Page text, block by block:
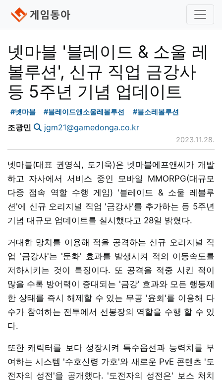
넷마블 '블레이드 & 소울 레
볼루션', 신규 직업 금강사
등 5주년 기념 업데이트
#넷마블 #블레이드앤소울레볼루션 #블소레볼루션
조광민 jgm21@gamedonga.co.kr
2023.11.28.
넷마블(대표 권영식, 도기욱)은 넷마블에프앤씨가 개발
하고 자사에서 서비스 중인 모바일 MMORPG(대규모
다중 접속 역할 수행 게임) '블레이드 & 소울 레볼루
션'에 신규 오리지널 직업 '금강사'를 추가하는 등 5주년
기념 대규모 업데이트를 실시했다고 28일 밝혔다.
거대한 망치를 이용해 적을 공격하는 신규 오리지널 직
업 '금강사'는 '둔화' 효과를 발생시켜 적의 이동속도를
저하시키는 것이 특징이다. 또 공격을 적중 시킨 적이
많을 수록 방어력이 증대되는 '금강' 효과와 모든 행동제
한 상태를 즉시 해제할 수 있는 무공 '윤회'를 이용해 다
수가 참여하는 전투에서 선봉장의 역할을 수행 할 수 있
다.
또한 캐릭터를 보다 성장시켜 특수옵션과 능력치를 부
여하는 시스템 '수호신령 가호'와 새로운 PvE 콘텐츠 '도
전자의 성전'을 공개했다. '도전자의 성전은' 보스 처치